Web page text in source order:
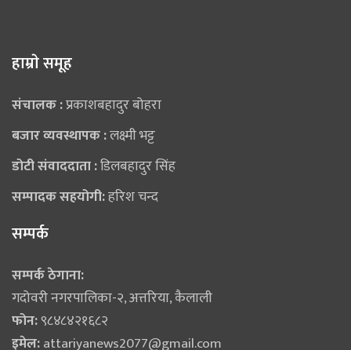
हाम्राे समूह
संचालक :प्रकाशबहादुर बोहरा
बजार व्यवस्थापक :लक्ष्मी भट्ट
डोटी संवाददाता :डिलबहादुर सिंह
सम्पादक सहयोगी:हरिश चन्द
सम्पर्क
सम्पर्क ठेगाना:
गदोवरी नगरपालिका-२, अत्तरिया, कैलाली
फोन:९८४८४२१६८२
इमेल:attariyanews2077@gmail.com